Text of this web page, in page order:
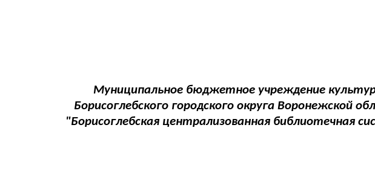
Муниципальное бюджетное учреждение
Борисоглебского городского округа Воронежской
"Борисоглебская централизованная библиотечная